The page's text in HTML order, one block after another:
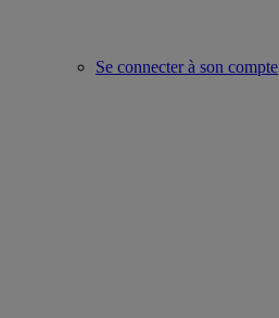
Se connecter à son compte